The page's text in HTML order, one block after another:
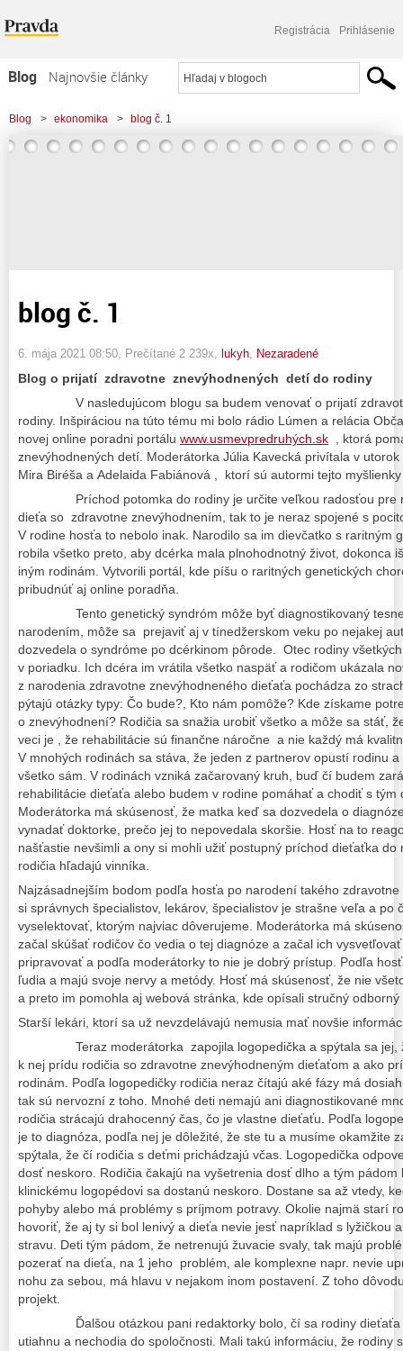
Registrácia Prihlásenie
Blog
Najnovšie články
Najčítanejšie články
Najkomentovanejšie články
Blog > ekonomika > blog č. 1
blog č. 1
6. mája 2021 08:50 , Prečítané 2 239x, lukyh Nezaradené
Blog o prijatí zdravotne znevýhodnených detí do rodiny
V nasledujúcom blogu sa budem venovať o prijatí
rodiny. Inšpiráciou na túto tému mi bolo rádio Lúmen a relácia
novej online poradni portálu www.usmevpredruhých.sk , ktorá
znevýhodnených detí. Moderátorka Júlia Kavecká privítala v
Mira Biréša a Adelaida Fabiánová , ktorí sú autormi tejto
Príchod potomka do rodiny je určite veľkou radosťou pre
dieťa so zdravotne znevýhodnením, tak to je neraz spojené s
V rodine hosťa to nebolo inak. Narodilo sa im dievčatko s raritným
robila všetko preto, aby dcérka mala plnohodnotný život, dokonca
iným rodinám. Vytvorili portál, kde píšu o raritných genetických
pribudnúť aj online poradňa.
Tento genetický syndróm môže byť diagnostikovaný
narodením, môže sa prejaviť aj v tínedžerskom veku po nejakej
dozvedela o syndróme po dcérkinom pôrode. Otec rodiny
v poriadku. Ich dcéra im vrátila všetko naspäť a rodičom ukázala
z narodenia zdravotne znevýhodneného dieťaťa pochádza zo
pýtajú otázky typy: Čo bude?, Kto nám pomôže? Kde získame
o znevýhodnení? Rodičia sa snažia urobiť všetko a môže sa stáť,
veci je , že rehabilitácie sú finančne náročne a nie každý má
V mnohých rodinách sa stáva, že jeden z partnerov opustí rodinu
všetko sám. V rodinách vzniká začarovaný kruh, buď čí budem
rehabilitácie dieťaťa alebo budem v rodine pomáhať a chodiť s tým
Moderátorka má skúsenosť, že matka keď sa dozvedela o
vynadať doktorke, prečo jej to nepovedala skoršie. Hosť na to
našťastie nevšimli a ony si mohli užiť postupný príchod dieťaťka do
rodičia hľadajú vinníka.
Najzásadnejším bodom podľa hosťa po narodení takého
si správnych špecialistov, lekárov, špecialistov je strašne veľa a po
vyselektovať, ktorým najviac dôverujeme. Moderátorka má
začal skúšať rodičov čo vedia o tej diagnóze a začal ich
pripravovať a podľa moderátorky to nie je dobrý prístup. Podľa
ľudia a majú svoje nervy a metódy. Hosť má skúsenosť, že nie
a preto im pomohla aj webová stránka, kde opísali stručný
Starší lekári, ktorí sa už nevzdelávajú nemusia mať novšie
Teraz moderátorka zapojila logopedička a spýtala sa jej,
k nej prídu rodičia so zdravotne znevýhodneným dieťaťom a ako
rodinám. Podľa logopedičky rodičia neraz čítajú aké fázy má
tak sú nervozní z toho. Mnohé deti nemajú ani diagnostikované
rodičia strácajú drahocenný čas, čo je vlastne dieťaťu. Podľa
je to diagnóza, podľa nej je dôležité, že ste tu a musíme okamžite
spýtala, že čí rodičia s deťmi prichádzajú včas. Logopedička
dosť neskoro. Rodičia čakajú na vyšetrenia dosť dlho a tým
klinickému logopédovi sa dostanú neskoro. Dostane sa až vtedy,
pohyby alebo má problémy s príjmom potravy. Okolie najmä starí
hovoriť, že aj ty si bol lenivý a dieťa nevie jesť napríklad s lyžičkou
stravu. Deti tým pádom, že netrenujú žuvacie svaly, tak majú
pozerať na dieťa, na 1 jeho problém, ale komplexne napr. nevie
nohu za sebou, má hlavu v nejakom inom postavení. Z toho
projekt.
Ďalšou otázkou pani redaktorky bolo, čí sa rodiny dieťaťa
utiahnu a nechodia do spoločnosti. Mali takú informáciu, že rodiny